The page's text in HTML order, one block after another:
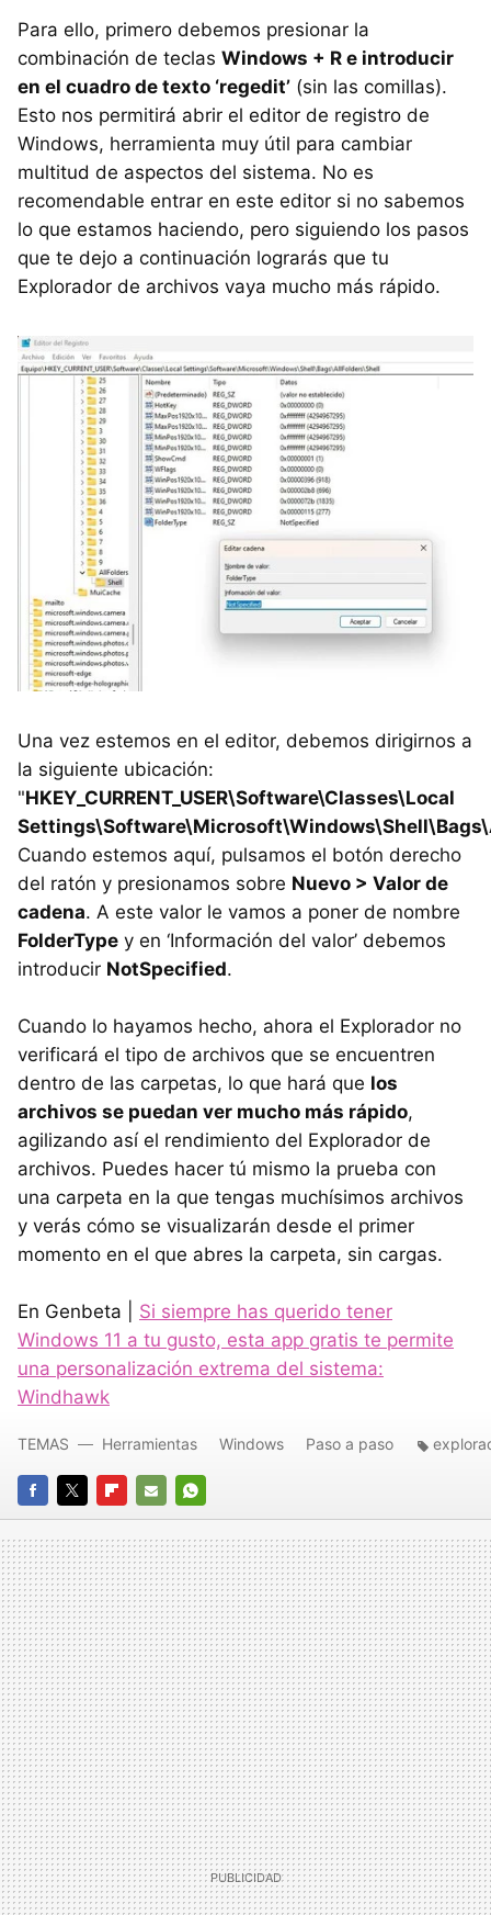
Para ello, primero debemos presionar la
combinación de teclas Windows + R e introducir
en el cuadro de texto ‘regedit’ (sin las comillas).
Esto nos permitirá abrir el editor de registro de
Windows, herramienta muy útil para cambiar
multitud de aspectos del sistema. No es
recomendable entrar en este editor si no sabemos
lo que estamos haciendo, pero siguiendo los pasos
que te dejo a continuación lograrás que tu
Explorador de archivos vaya mucho más rápido.
Una vez estemos en el editor, debemos dirigirnos a
la siguiente ubicación:
"HKEY_CURRENT_USER\Software\Classes\Local
Cuando estemos aquí, pulsamos el botón derecho
del ratón y presionamos sobre Nuevo > Valor de
cadena. A este valor le vamos a poner de nombre
FolderType y en ‘Información del valor’ debemos
introducir NotSpecified.
Cuando lo hayamos hecho, ahora el Explorador no
verificará el tipo de archivos que se encuentren
dentro de las carpetas, lo que hará que los
archivos se puedan ver mucho más rápido,
agilizando así el rendimiento del Explorador de
archivos. Puedes hacer tú mismo la prueba con
una carpeta en la que tengas muchísimos archivos
y verás cómo se visualizarán desde el primer
momento en el que abres la carpeta, sin cargas.
En Genbeta | Si siempre has querido tener
Windows 11 a tu gusto, esta app gratis te permite
una personalización extrema del sistema:
Windhawk
FACEBOOK
TWITTERFLIPBOARD
E-
MAIL
WHATSAPP
TEMAS Herramientas Windows Paso a paso